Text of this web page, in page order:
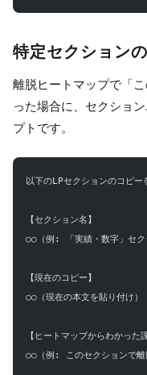
特定セクション
離脱ヒートマップで「
った場合に、セクショ
プトです。
以下のLPセクションのコピー
【セクション名】
○○（例: 「実績・数字」セク
【現在のコピー】
○○（現在の本文を貼り付け）
【ヒートマップからわかった
○○（例: このセクションで離